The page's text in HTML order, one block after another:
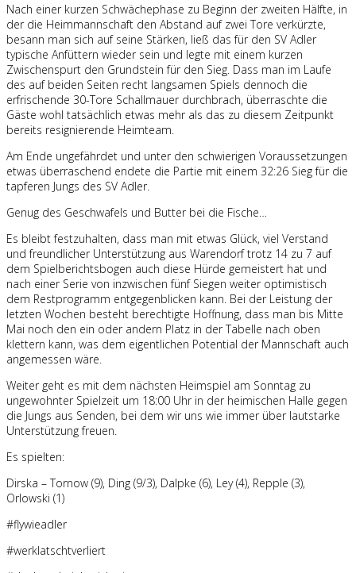
Nach einer kurzen Schwächephase zu Beginn der zweiten Hälfte, in
der die Heimmannschaft den Abstand auf zwei Tore verkürzte,
besann man sich auf seine Stärken, ließ das für den SV Adler
typische Anfüttern wieder sein und legte mit einem kurzen
Zwischenspurt den Grundstein für den Sieg. Dass man im Laufe
des auf beiden Seiten recht langsamen Spiels dennoch die
erfrischende 30-Tore Schallmauer durchbrach, überraschte die
Gäste wohl tatsächlich etwas mehr als das zu diesem Zeitpunkt
bereits resignierende Heimteam.
Am Ende ungefährdet und unter den schwierigen Voraussetzungen
etwas überraschend endete die Partie mit einem 32:26 Sieg für die
tapferen Jungs des SV Adler.
Genug des Geschwafels und Butter bei die Fische…
Es bleibt festzuhalten, dass man mit etwas Glück, viel Verstand
und freundlicher Unterstützung aus Warendorf trotz 14 zu 7 auf
dem Spielberichtsbogen auch diese Hürde gemeistert hat und
nach einer Serie von inzwischen fünf Siegen weiter optimistisch
dem Restprogramm entgegenblicken kann. Bei der Leistung der
letzten Wochen besteht berechtigte Hoffnung, dass man bis Mitte
Mai noch den ein oder andern Platz in der Tabelle nach oben
klettern kann, was dem eigentlichen Potential der Mannschaft auch
angemessen wäre.
Weiter geht es mit dem nächsten Heimspiel am Sonntag zu
ungewohnter Spielzeit um 18:00 Uhr in der heimischen Halle gegen
die Jungs aus Senden, bei dem wir uns wie immer über lautstarke
Unterstützung freuen.
Es spielten:
Dirska – Tornow (9), Ding (9/3), Dalpke (6), Ley (4), Repple (3),
Orlowski (1)
#flywieadler
#werklatschtverliert